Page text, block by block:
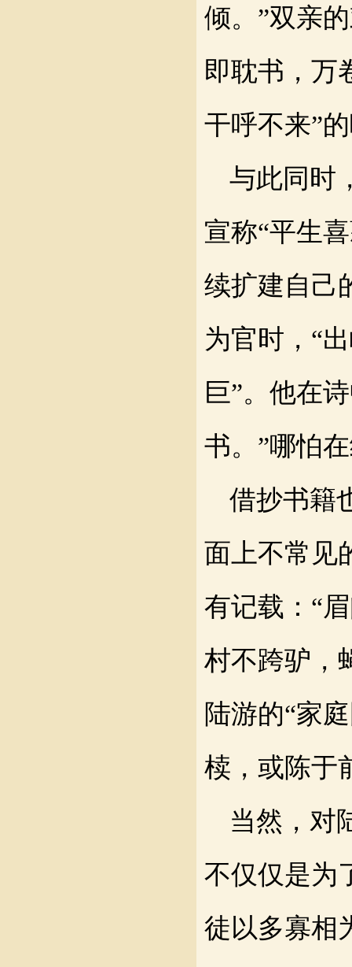
倾。”双亲
即耽书，万
干呼不来”
与此同时
宣称“平生
续扩建自己
为官时，“
巨”。他在
书。 ”哪怕
借抄书籍
面上不常见
有记载： “
村不跨驴，
陆游的“家
椟，或陈于
当然，对
不仅仅是为
徒以多寡相